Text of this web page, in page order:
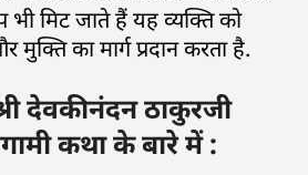
भी मिट जाते हैं यह व्यक्ति को
का मार्ग प्रदान करता है.
देवकीनंदन ठाकुरजी
कथा के बारे में :